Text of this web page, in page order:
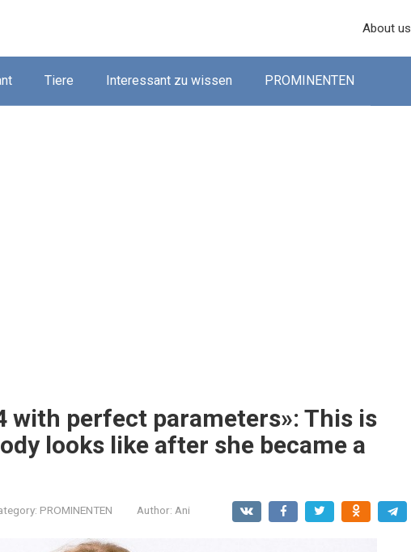
About us
Tiere Interessant zu wissen PROMINENTEN
with perfect parameters»: This is
looks like after she became a
PROMINENTEN Author: Ani